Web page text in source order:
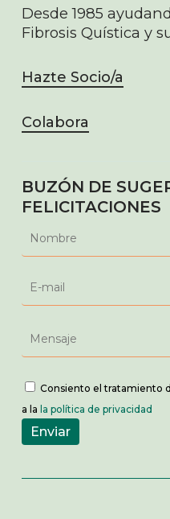
Desde 1985
Fibrosis Quística y
Hazte Socio/a
Colabora
BUZÓN DE
FELICITACIONES
Consiento el tratamiento
a la la política de privacidad